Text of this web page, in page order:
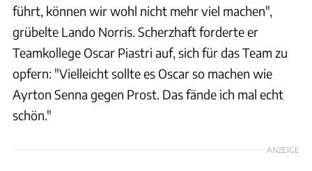
führt, können wir wohl nicht mehr viel machen",
grübelte Lando Norris. Scherzhaft forderte er
Teamkollege Oscar Piastri auf, sich für das Team zu
opfern: "Vielleicht sollte es Oscar so machen wie
Ayrton Senna gegen Prost. Das fände ich mal echt
schön."
ANZEIGE